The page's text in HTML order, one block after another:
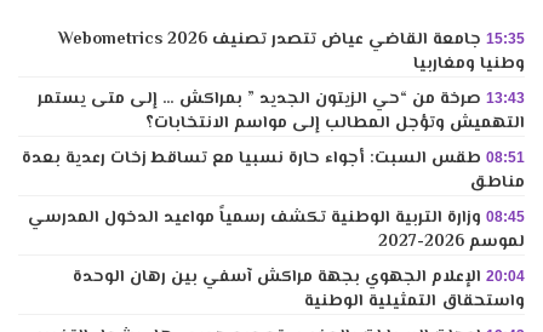
15:35
جامعة القاضي عياض تتصدر تصنيف Webometrics 2026
وطنيا ومغاربيا
13:43 صرخة من “حي الزيتون الجديد ” بمراكش … إلى متى يستمر
التهميش وتؤجل المطالب إلى مواسم الانتخابات؟
08:51 طقس السبت: أجواء حارة نسبيا مع تساقط زخات رعدية بعدة
مناطق
08:45 وزارة التربية الوطنية تكشف رسمياً مواعيد الدخول المدرسي
لموسم 2026-2027
20:04 الإعلام الجهوي بجهة مراكش آسفي بين رهان الوحدة
واستحقاق التمثيلية الوطنية